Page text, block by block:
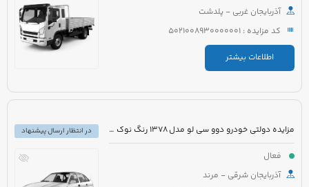
آذربایجان غربی - پلدشت
کد مزایده : 5021008930000001
اطلاعات بیشتر
مزایده دولتی خودرو دوو سی لو مدل 1378 رنگ نوک مدادی
فعال
آذربایجان شرقی - مرند
در انتظار ارسال پیشنهاد